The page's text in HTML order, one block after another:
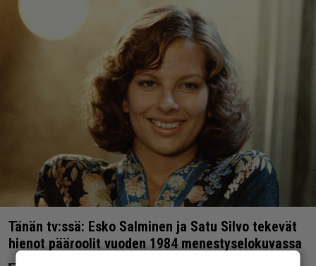
Tänän tv:ssä: Esko Salminen ja Satu Silvo tekevät
hienot pääroolit vuoden 1984 menestyselokuvassa